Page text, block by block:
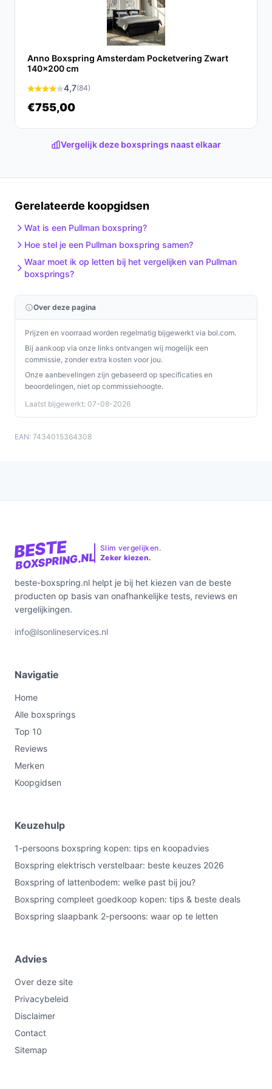
Anno Boxspring Amsterdam Pocketvering Zwart
140x200 cm
4,7(84)
€755,00
Vergelijk deze boxsprings naast elkaar
Gerelateerde koopgidsen
Wat is een Pullman boxspring?
Hoe stel je een Pullman boxspring samen?
Waar moet ik op letten bij het vergelijken van Pullman
boxsprings?
Over deze pagina
Prijzen en voorraad worden regelmatig bijgewerkt via bol.com.
Bij aankoop via onze links ontvangen wij mogelijk een
commissie, zonder extra kosten voor jou.
Onze aanbevelingen zijn gebaseerd op specificaties en
beoordelingen, niet op commissiehoogte.
Laatst bijgewerkt: 07-08-2026
EAN: 7434015364308
BESTE
BOXSPRING.NL
Slim vergelijken.
Zeker kiezen.
beste-boxspring.nl helpt je bij het kiezen van de beste
producten op basis van onafhankelijke tests, reviews en
vergelijkingen.
info@lsonlineservices.nl
Navigatie
Home
Alle boxsprings
Top 10
Reviews
Merken
Koopgidsen
Keuzehulp
1-persoons boxspring kopen: tips en koopadvies
Boxspring elektrisch verstelbaar: beste keuzes 2026
Boxspring of lattenbodem: welke past bij jou?
Boxspring compleet goedkoop kopen: tips & beste deals
Boxspring slaapbank 2-persoons: waar op te letten
Advies
Over deze site
Privacybeleid
Disclaimer
Contact
Sitemap